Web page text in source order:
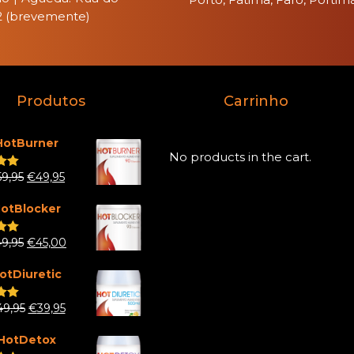
(brevemente)
Produtos
€49,95
€45,00
€39,95
Carrinho
No products in the cart.